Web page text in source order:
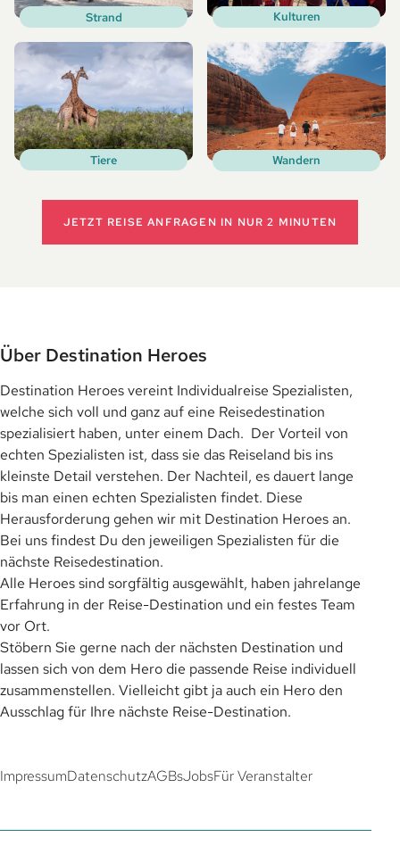
Strand Kulturen
Tiere Wandern
JETZT REISE ANFRAGEN IN NUR 2 MINUTEN
Über Destination Heroes
Destination Heroes vereint Individualreise Spezialisten,
welche sich voll und ganz auf eine Reisedestination
spezialisiert haben, unter einem Dach. Der Vorteil von
echten Spezialisten ist, dass sie das Reiseland bis ins
kleinste Detail verstehen. Der Nachteil, es dauert lange
bis man einen echten Spezialisten findet. Diese
Herausforderung gehen wir mit Destination Heroes an.
Bei uns findest Du den jeweiligen Spezialisten für die
nächste Reisedestination.
Alle Heroes sind sorgfältig ausgewählt, haben jahrelange
Erfahrung in der Reise-Destination und ein festes Team
vor Ort.
Stöbern Sie gerne nach der nächsten Destination und
lassen sich von dem Hero die passende Reise individuell
zusammenstellen. Vielleicht gibt ja auch ein Hero den
Ausschlag für Ihre nächste Reise-Destination.
ImpressumDatenschutzAGBsJobsFür Veranstalter